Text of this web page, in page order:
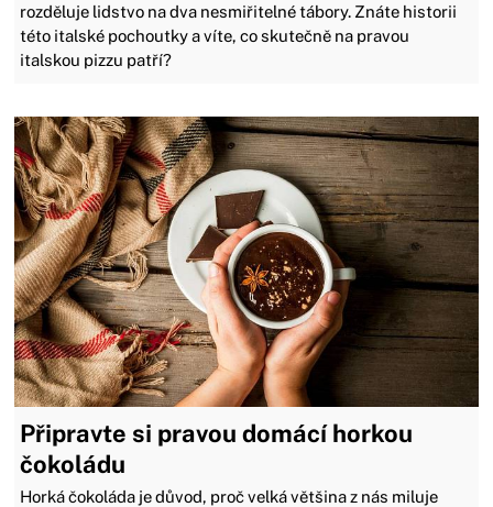
rozděluje lidstvo na dva nesmiřitelné tábory. Znáte historii
této italské pochoutky a víte, co skutečně na pravou
italskou pizzu patří?
Připravte si pravou domácí horkou
čokoládu
Horká čokoláda je důvod, proč velká většina z nás miluje